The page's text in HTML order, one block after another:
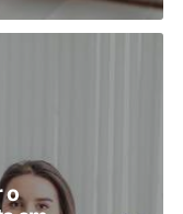
o